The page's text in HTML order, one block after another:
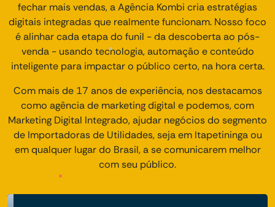
fechar mais vendas, a Agência Kombi cria estratégias
digitais integradas que realmente funcionam. Nosso foco
é alinhar cada etapa do funil - da descoberta ao pós-
venda - usando tecnologia, automação e conteúdo
inteligente para impactar o público certo, na hora certa.
Com mais de 17 anos de experiência, nos destacamos
como agência de marketing digital e podemos, com
Marketing Digital Integrado, ajudar negócios do segmento
de Importadoras de Utilidades, seja em Itapetininga ou
em qualquer lugar do Brasil, a se comunicarem melhor
com seu público.